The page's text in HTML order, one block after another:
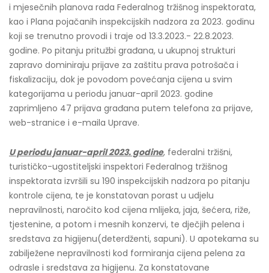
i mjesečnih planova rada Federalnog tržišnog inspektorata,
kao i Plana pojačanih inspekcijskih nadzora za 2023. godinu
koji se trenutno provodi i traje od 13.3.2023.- 22.8.2023.
godine. Po pitanju pritužbi građana, u ukupnoj strukturi
zapravo dominiraju prijave za zaštitu prava potrošača i
fiskalizaciju, dok je povodom povećanja cijena u svim
kategorijama u periodu januar-april 2023. godine
zaprimljeno 47 prijava građana putem telefona za prijave,
web-stranice i e-maila Uprave.
U periodu januar-april 2023. godine, federalni tržišni,
turističko-ugostiteljski inspektori Federalnog tržišnog
inspektorata izvršili su 190 inspekcijskih nadzora po pitanju
kontrole cijena, te je konstatovan porast u udjelu
nepravilnosti, naročito kod cijena mlijeka, jaja, šećera, riže,
tjestenine, a potom i mesnih konzervi, te dječjih pelena i
sredstava za higijenu(deterdženti, sapuni). U apotekama su
zabilježene nepravilnosti kod formiranja cijena pelena za
odrasle i sredstava za higijenu. Za konstatovane